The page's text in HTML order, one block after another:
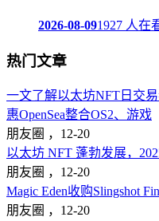
2026-08-091927 人在
热门文章
一文了解以太坊NFT日交
惠OpenSea整合OS2、游戏
朋友圈 ， 12-20
以太坊 NFT 蓬勃发展，
朋友圈 ， 12-20
Magic Eden收购Slingshot
朋友圈 ， 12-20